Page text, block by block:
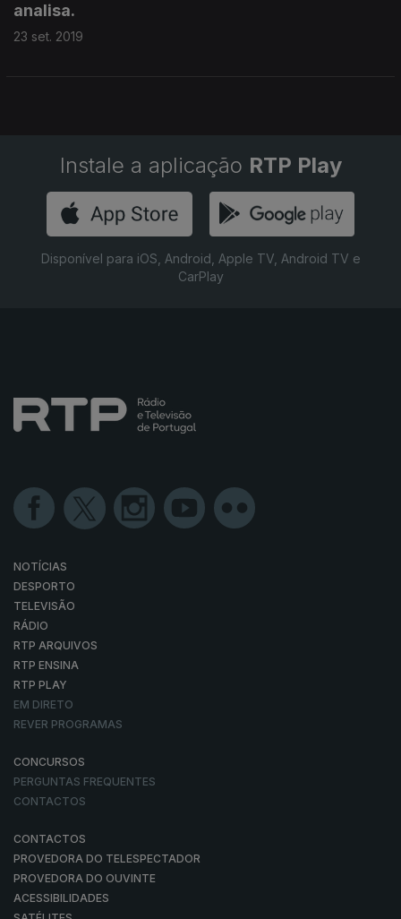
analisa.
23 set. 2019
Instale a aplicação RTP Play
Disponível para iOS, Android, Apple TV, Android TV e
CarPlay
NOTÍCIAS
DESPORTO
TELEVISÃO
RÁDIO
RTP ARQUIVOS
RTP ENSINA
RTP PLAY
EM DIRETO
REVER PROGRAMAS
CONCURSOS
PERGUNTAS FREQUENTES
CONTACTOS
CONTACTOS
PROVEDORA DO TELESPECTADOR
PROVEDORA DO OUVINTE
ACESSIBILIDADES